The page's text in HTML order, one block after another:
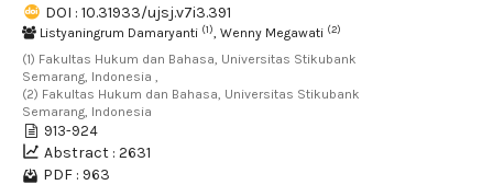
DOI : 10.31933/ujsj.v7i3.391
Listyaningrum Damaryanti (1), Wenny Megawati (2)
(1) Fakultas Hukum dan Bahasa, Universitas Stikubank
Semarang, Indonesia ,
(2) Fakultas Hukum dan Bahasa, Universitas Stikubank
Semarang, Indonesia
913-924
Abstract : 2631
PDF : 963